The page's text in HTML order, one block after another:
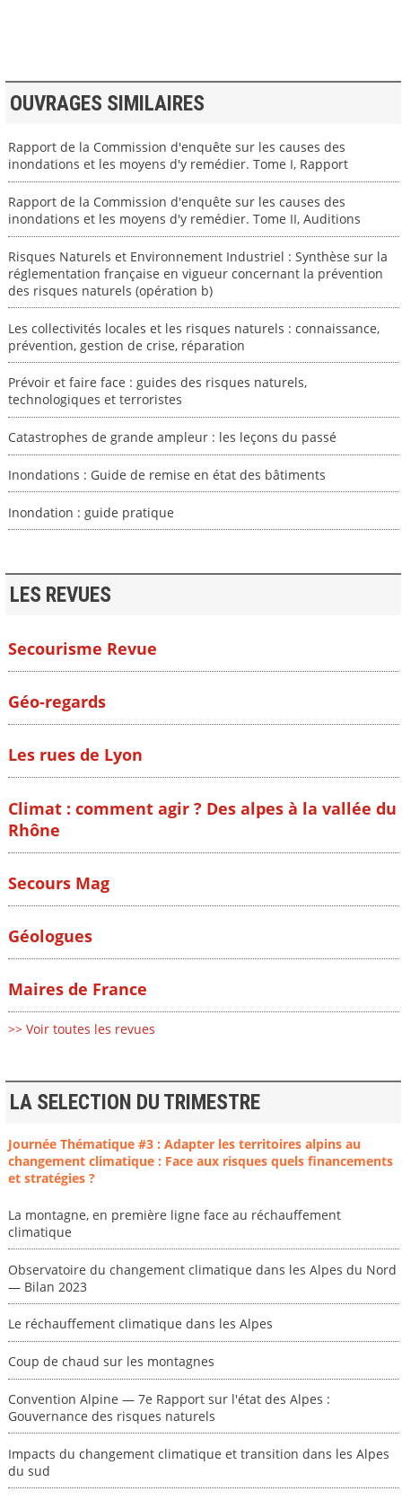
OUVRAGES SIMILAIRES
Rapport de la Commission d'enquête sur les causes des
inondations et les moyens d'y remédier. Tome I, Rapport
Rapport de la Commission d'enquête sur les causes des
inondations et les moyens d'y remédier. Tome II, Auditions
Risques Naturels et Environnement Industriel : Synthèse sur la
réglementation française en vigueur concernant la prévention
des risques naturels (opération b)
Les collectivités locales et les risques naturels : connaissance,
prévention, gestion de crise, réparation
Prévoir et faire face : guides des risques naturels,
technologiques et terroristes
Catastrophes de grande ampleur : les leçons du passé
Inondations : Guide de remise en état des bâtiments
Inondation : guide pratique
LES REVUES
Secourisme Revue
Géo-regards
Les rues de Lyon
Climat : comment agir ? Des alpes à la vallée du
Rhône
Secours Mag
Géologues
Maires de France
>> Voir toutes les revues
LA SELECTION DU TRIMESTRE
Journée Thématique #3 : Adapter les territoires alpins au
changement climatique : Face aux risques quels financements
et stratégies ?
La montagne, en première ligne face au réchauffement
climatique
Observatoire du changement climatique dans les Alpes du Nord
— Bilan 2023
Le réchauffement climatique dans les Alpes
Coup de chaud sur les montagnes
Convention Alpine — 7e Rapport sur l'état des Alpes :
Gouvernance des risques naturels
Impacts du changement climatique et transition dans les Alpes
du sud